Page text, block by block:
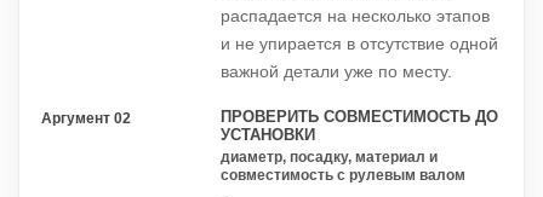
распадается на несколько этапов
и не упирается в отсутствие одной
важной детали уже по месту.
Аргумент 02
ПРОВЕРИТЬ СОВМЕСТИМОСТЬ ДО
УСТАНОВКИ
диаметр, посадку, материал и
совместимость с рулевым валом